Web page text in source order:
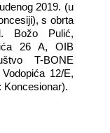
2019. (u
s obrta
Božo Pulić,
26 A, OIB
T-BONE
12/E,
Koncesionar).